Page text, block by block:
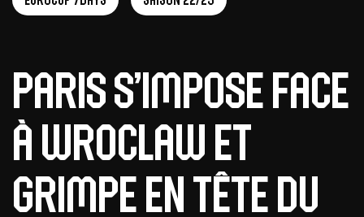
Paris s’impose face
à Wroclaw et
grimpe en tête du